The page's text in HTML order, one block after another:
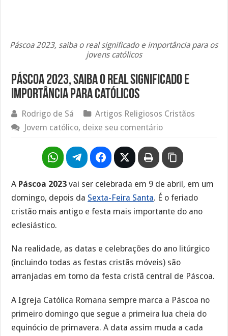
Páscoa 2023, saiba o real significado e importância para os
jovens católicos
Páscoa 2023, saiba o real significado e
importância para católicos
Rodrigo de Sá
Artigos Religiosos Cristãos
Jovem católico, deixe seu comentário
A Páscoa 2023 vai ser celebrada em 9 de abril, em um
domingo, depois da Sexta-Feira Santa. É o feriado
cristão mais antigo e festa mais importante do ano
eclesiástico.
Na realidade, as datas e celebrações do ano litúrgico
(incluindo todas as festas cristãs móveis) são
arranjadas em torno da festa cristã central de Páscoa.
A Igreja Católica Romana sempre marca a Páscoa no
primeiro domingo que segue a primeira lua cheia do
equinócio de primavera. A data assim muda a cada